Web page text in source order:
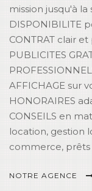
mission jusqu'à
DISPONIBILITE
CONTRAT clair
PUBLICITES
AFFICHAGE sur
HONORAIRES
CONSEILS en
location, gestion
commerce, prêts
NOTRE AGENCE